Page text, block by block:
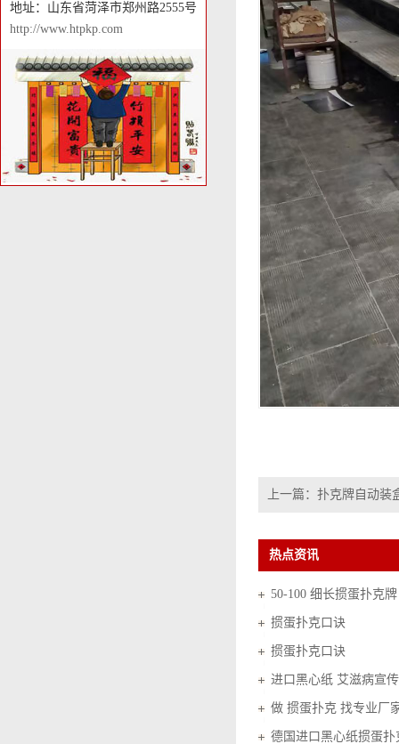
地址：山东省菏泽市郑州路2555号
http://www.htpkp.com
上一篇： 扑克牌自动装
热点资讯
50-100 细长掼蛋扑克牌
掼蛋扑克口诀
掼蛋扑克口诀
进口黑心纸 艾滋病宣
做 掼蛋扑克 找专业厂
德国进口黑心纸掼蛋扑